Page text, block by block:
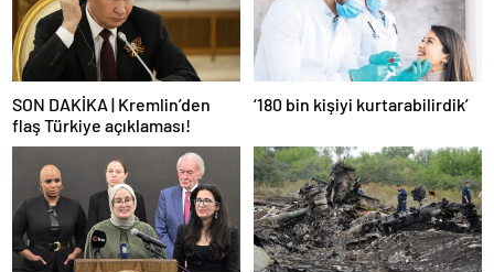
SON DAKİKA | Kremlin’den
flaş Türkiye açıklaması!
‘180 bin kişiyi kurtarabilirdik’